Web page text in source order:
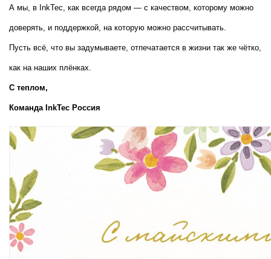
А мы, в InkTec, как всегда рядом — с качеством, которому можно
доверять, и поддержкой, на которую можно рассчитывать.
Пусть всё, что вы задумываете, отпечатается в жизни так же чётко,
как на наших плёнках.
С теплом,
Команда InkTec Россия